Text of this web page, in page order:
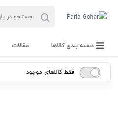
دسته بندی کالاها مقالات
فقط کالاهای موجود